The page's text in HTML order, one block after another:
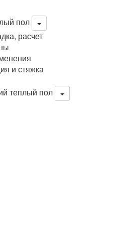
пол
расчет
и стяжка
теплый пол